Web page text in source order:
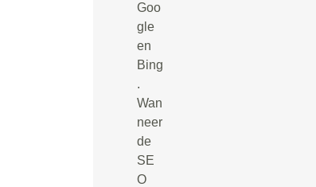
Goo
gle
en
Bing
.
Wan
neer
de
SE
O